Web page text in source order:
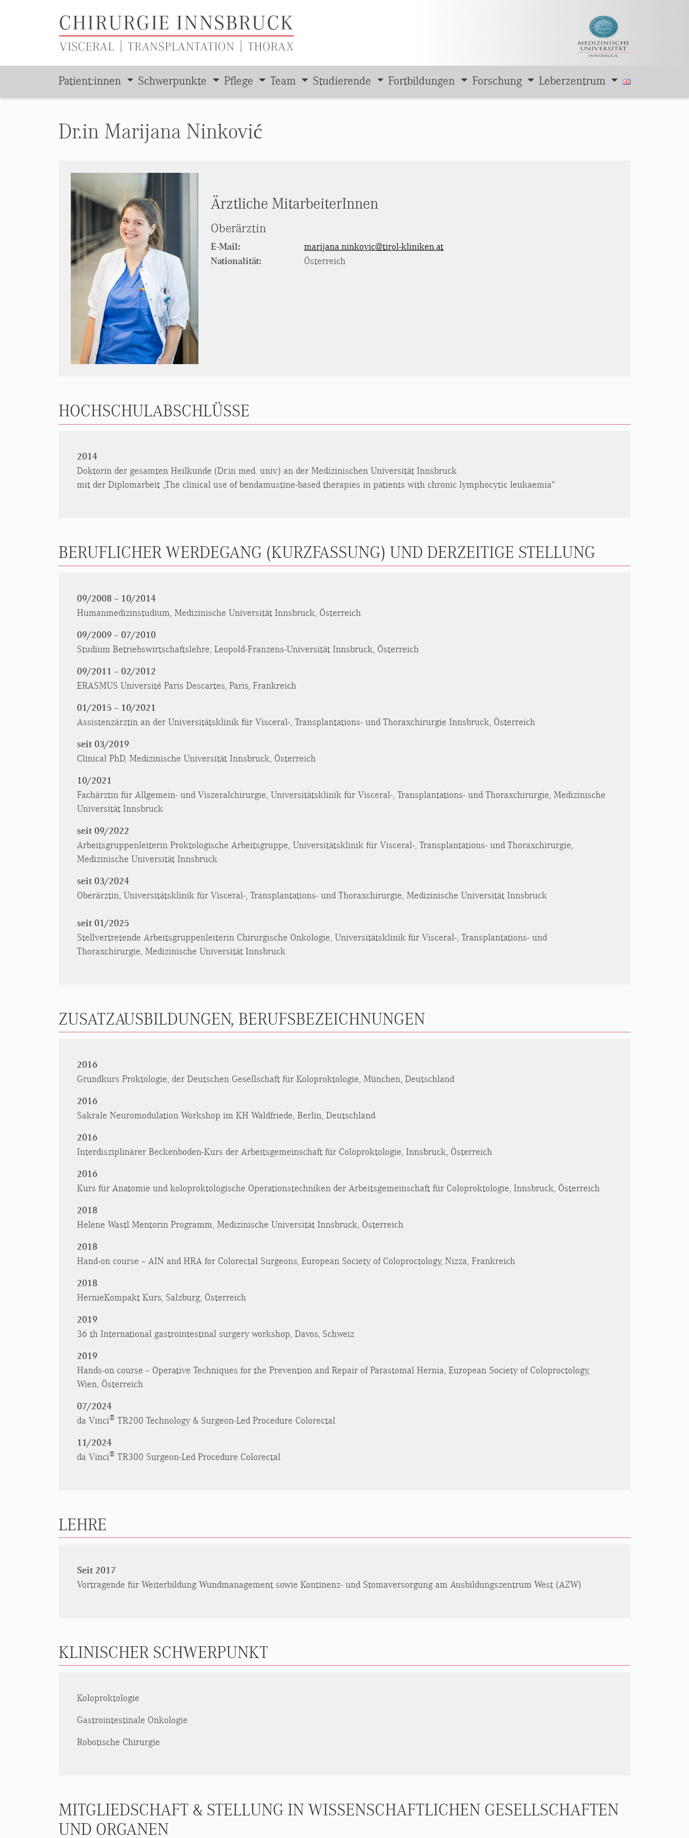
Zum Hauptinhalt springen
Patient:innen Schwerpunkte Pflege Team Studierende Fortbildungen Forschung Leberzentrum
Dr.in Marijana Ninković
Ärztliche MitarbeiterInnen
Oberärztin
E-Mail: marijana.ninkovic@tirol-kliniken.at
Nationalität: Österreich
HOCHSCHULABSCHLÜSSE
2014
Doktorin der gesamten Heilkunde (Dr.in med. univ.) an der Medizinischen Universität Innsbruck
mit der Diplomarbeit „The clinical use of bendamustine-based therapies in patients with chronic lymphocytic leukaemia“
BERUFLICHER WERDEGANG (KURZFASSUNG) UND DERZEITIGE STELLUNG
09/2008 – 10/2014
Humanmedizinstudium, Medizinische Universität Innsbruck, Österreich
09/2009 – 07/2010
Studium Betriebswirtschaftslehre, Leopold-Franzens-Universität Innsbruck, Österreich
09/2011 – 02/2012
ERASMUS Université Paris Descartes, Paris, Frankreich
01/2015 – 10/2021
Assistenzärztin an der Universitätsklinik für Visceral-, Transplantations- und Thoraxchirurgie Innsbruck, Österreich
seit 03/2019
Clinical PhD, Medizinische Universität Innsbruck, Österreich
10/2021
Fachärztin für Allgemein- und Viszeralchirurgie, Universitätsklinik für Visceral-, Transplantations- und Thoraxchirurgie, Medizinische
Universität Innsbruck
seit 09/2022
Arbeitsgruppenleiterin Proktologische Arbeitsgruppe, Universitätsklinik für Visceral-, Transplantations- und Thoraxchirurgie,
Medizinische Universität Innsbruck
seit 03/2024
Oberärztin, Universitätsklinik für Visceral-, Transplantations- und Thoraxchirurgie, Medizinische Universität Innsbruck
seit 01/2025
Stellvertretende Arbeitsgruppenleiterin Chirurgische Onkologie, Universitätsklinik für Visceral-, Transplantations- und
Thoraxchirurgie, Medizinische Universität Innsbruck
ZUSATZAUSBILDUNGEN, BERUFSBEZEICHNUNGEN
2016
Grundkurs Proktologie, der Deutschen Gesellschaft für Koloproktologie, München, Deutschland
2016
Sakrale Neuromodulation Workshop im KH Waldfriede, Berlin, Deutschland
2016
Interdisziplinärer Beckenboden-Kurs der Arbeitsgemeinschaft für Coloproktologie, Innsbruck, Österreich
2016
Kurs für Anatomie und koloproktologische Operationstechniken der Arbeitsgemeinschaft für Coloproktologie, Innsbruck, Österreich
2018
Helene Wastl Mentorin Programm, Medizinische Universität Innsbruck, Österreich
2018
Hand-on course – AIN and HRA for Colorectal Surgeons, European Society of Coloproctology, Nizza, Frankreich
2018
HernieKompakt Kurs, Salzburg, Österreich
2019
36 th International gastrointestinal surgery workshop, Davos, Schweiz
2019
Hands-on course – Operative Techniques for the Prevention and Repair of Parastomal Hernia, European Society of Coloproctology,
Wien, Österreich
07/2024
da Vinci® TR200 Technology & Surgeon-Led Procedure Colorectal
11/2024
da Vinci® TR300 Surgeon-Led Procedure Colorectal
LEHRE
Seit 2017
Vortragende für Weiterbildung Wundmanagement sowie Kontinenz- und Stomaversorgung am Ausbildungszentrum West (AZW)
KLINISCHER SCHWERPUNKT
Koloproktologie
Gastrointestinale Onkologie
Robotische Chirurgie
MITGLIEDSCHAFT & STELLUNG IN WISSENSCHAFTLICHEN GESELLSCHAFTEN
UND ORGANEN